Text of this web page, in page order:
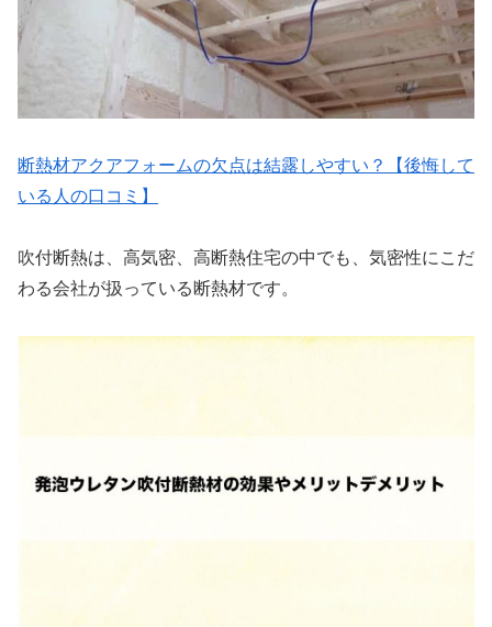
断熱材アクアフォームの欠点は結露しやすい？【後悔して
いる人の口コミ】
吹付断熱は、高気密、高断熱住宅の中でも、気密性にこだ
わる会社が扱っている断熱材です。